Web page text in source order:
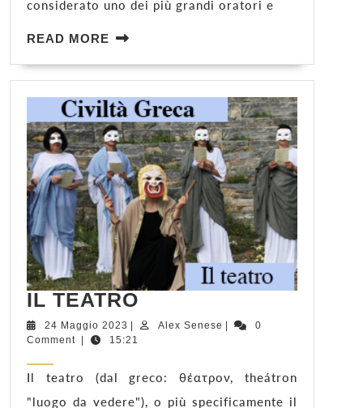
considerato uno dei più grandi oratori e
READ MORE READ
IL TEATRO
TEATRO
24 Maggio 2023 24
Maggio
Alex Senese Alex
0
Comment
15:21
Il teatro (dal greco: θέατρον, theátron
"luogo da vedere"), o più specificamente il